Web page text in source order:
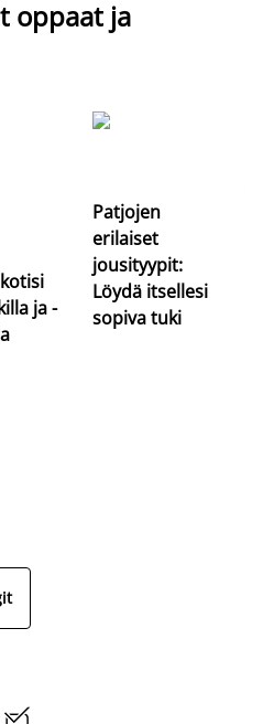
oppaat ja
ja -
Patjojen
erilaiset
jousityypit:
Löydä itsellesi
sopiva tuki